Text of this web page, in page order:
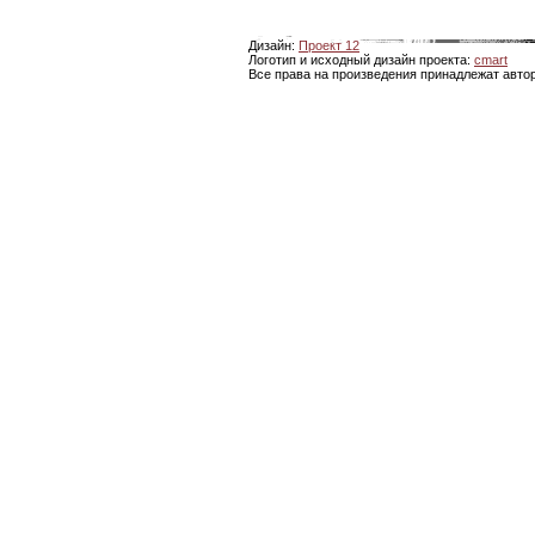
Дизайн: Проект 12
Логотип и исходный дизайн проекта: cmart
Все права на произведения принадлежат